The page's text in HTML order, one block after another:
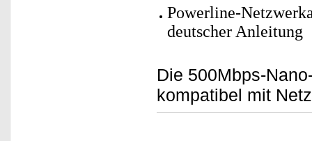
Powerline-
deutscher Anleitung
Die 500Mbps-
kompatibel mit